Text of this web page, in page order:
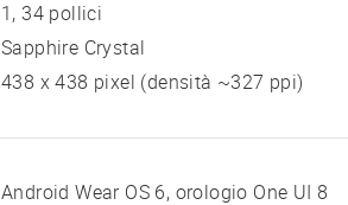
1, 34 pollici
Sapphire Crystal
438 x 438 pixel (densità ~327 ppi)
Android Wear OS 6, orologio One UI 8